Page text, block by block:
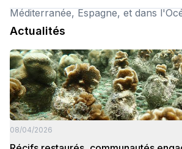
Méditerranée, Espagne, et dans
Actualités
08/04/2026